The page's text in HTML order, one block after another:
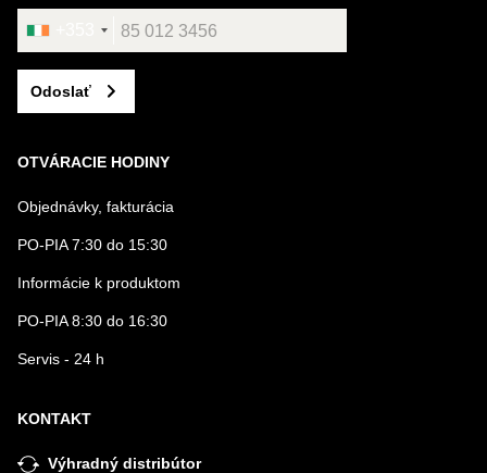
Odoslať
OTVÁRACIE HODINY
Objednávky, fakturácia
PO-PIA 7:30 do 15:30
Informácie k produktom
PO-PIA 8:30 do 16:30
Servis - 24 h
KONTAKT
Výhradný distribútor